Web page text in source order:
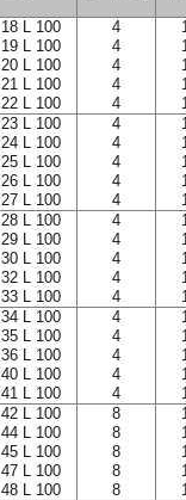
L 100
L 100
L 100
L 100
L 100
4
4
4
4
4
L 100
L 100
L 100
L 100
L 100
4
4
4
4
4
L 100
L 100
L 100
L 100
L 100
4
4
4
4
4
L 100
L 100
L 100
L 100
L 100
4
4
4
4
4
L 100
L 100
L 100
L 100
L 100
8
8
8
8
8